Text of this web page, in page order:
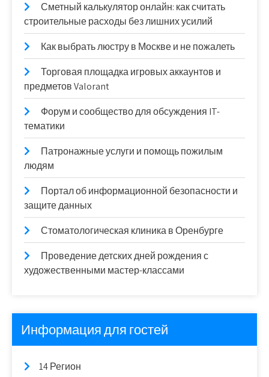
Сметный калькулятор онлайн: как считать
строительные расходы без лишних усилий
Как выбрать люстру в Москве и не пожалеть
Торговая площадка игровых аккаунтов и
предметов Valorant
Форум и сообщество для обсуждения IT-
тематики
Патронажные услуги и помощь пожилым
людям
Портал об информационной безопасности и
защите данных
Стоматологическая клиника в Оренбурге
Проведение детских дней рождения с
художественными мастер-классами
Информация для гостей
14 Регион